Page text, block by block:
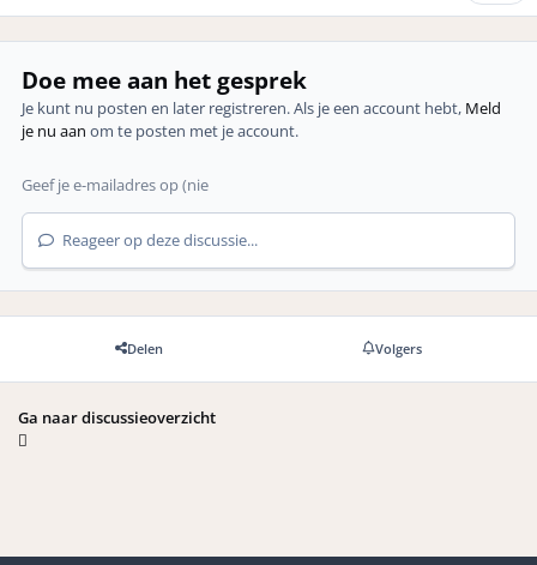
Doe mee aan het gesprek
Je kunt nu posten en later registreren. Als je een account hebt, Meld
je nu aan om te posten met je account.
Reageer op deze discussie...
Delen Volgers
Ga naar discussieoverzicht